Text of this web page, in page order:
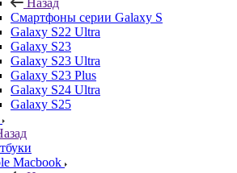
Назад
Смартфоны серии Galaxy S
Galaxy S22 Ultra
Galaxy S23
Galaxy S23 Ultra
Galaxy S23 Plus
Galaxy S24 Ultra
Galaxy S25
Macbook